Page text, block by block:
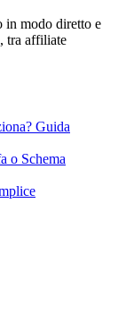
in modo diretto e
tra affiliate
Guida
o Schema